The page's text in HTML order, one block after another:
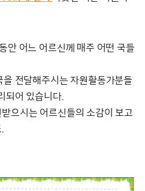
안 어느 어르신께 매주 어떤 국들
전달해주시는 자원활동가분들
되어 있습니다.
으시는 어르신들의 소감이 보고